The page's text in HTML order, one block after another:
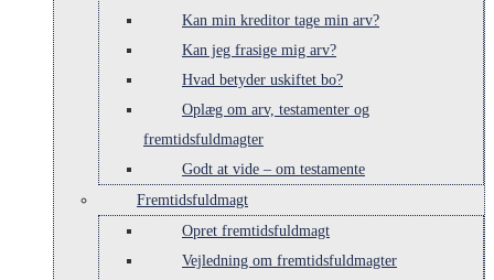
Kan min kreditor tage min arv?
Kan jeg frasige mig arv?
Hvad betyder uskiftet bo?
Oplæg om arv, testamenter og
fremtidsfuldmagter
Godt at vide – om testamente
Fremtidsfuldmagt
Opret fremtidsfuldmagt
Vejledning om fremtidsfuldmagter